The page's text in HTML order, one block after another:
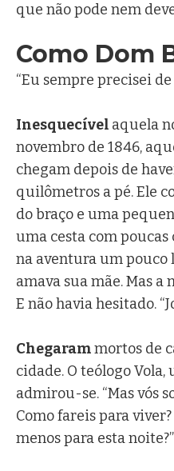
que não pode nem
Como Dom
“Eu sempre precisei de
Inesquecível aquela
novembro de 1846,
chegam depois de
quilômetros a pé. Ele
do braço e uma
uma cesta com poucas
na aventura um pouco
amava sua mãe. Mas
E não havia hesitado.
Chegarammortos de
cidade. O teólogo
admirou-se. “Mas vós
Como fareis para
menos para esta noite?”